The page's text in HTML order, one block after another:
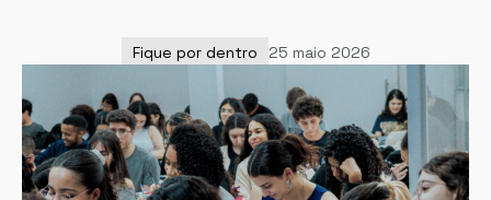
Fique por dentro 25 maio 2026